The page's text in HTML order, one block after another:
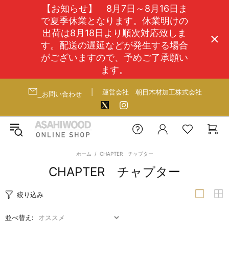
【お知らせ】 8月7日～8月16日ま
で夏季休業となります。休業明けの
出荷は8月18日より順次対応致しま
す。配送の遅延などが発生する場合
がございますので、予めご了承願い
ます。
お問い合わせ 運営会社 朝日木材加工株式会社
ホーム CHAPTER チャプター
CHAPTER チャプター
絞り込み
並べ替え: